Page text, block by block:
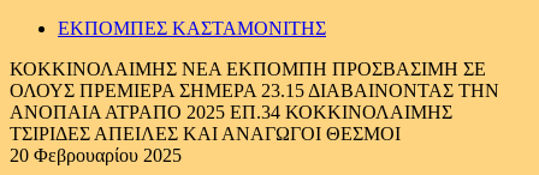
ΕΚΠΟΜΠΕΣ ΚΑΣΤΑΜΟΝΙΤΗΣ
ΚΟΚΚΙΝΟΛΑΙΜΗΣ ΝΕΑ ΕΚΠΟΜΠΗ ΠΡΟΣΒΑΣΙΜΗ ΣΕ
ΟΛΟΥΣ ΠΡΕΜΙΕΡΑ ΣΗΜΕΡΑ 23.15 ΔΙΑΒΑΙΝΟΝΤΑΣ ΤΗΝ
ΑΝΟΠΑΙΑ ΑΤΡΑΠΟ 2025 ΕΠ.34 ΚΟΚΚΙΝΟΛΑΙΜΗΣ
ΤΣΙΡΙΔΕΣ ΑΠΕΙΛΕΣ ΚΑΙ ΑΝΑΓΩΓΟΙ ΘΕΣΜΟΙ
20 Φεβρουαρίου 2025